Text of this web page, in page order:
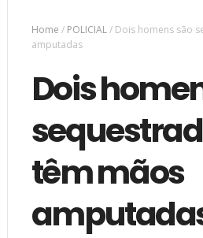
Home / POLICIAL/ Dois homens são
amputadas
Dois
têm mãos